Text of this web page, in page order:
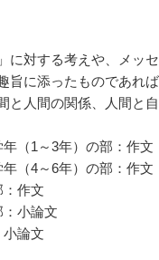
に対する考えや、メッ
旨に添ったものであれ
と人間の関係、人間と
年（1～3年）の部：作文
年（4～6年）の部：作文
：作文
：小論文
小論文